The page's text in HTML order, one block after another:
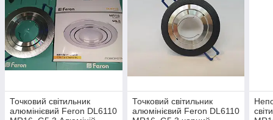
Точковий світильник
алюмінієвий Feron DL6110
Точковий світильник
алюмінієвий Feron DL6110